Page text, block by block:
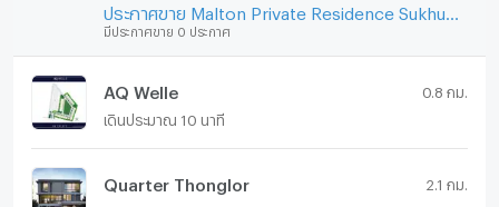
มีประกาศขาย 0 ประกาศ
AQ Welle 0.8 กม.
เดินประมาณ 10 นาที
Quarter Thonglor 2.1 กม.